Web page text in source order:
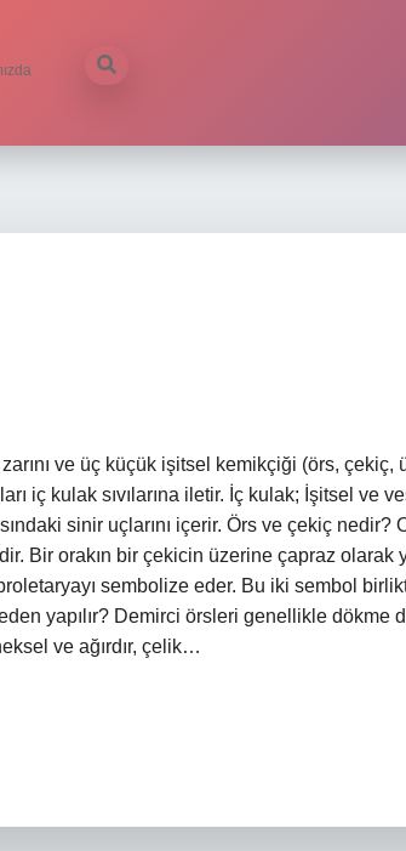
ve üç küçük işitsel kemikçiği (örs, çekiç,
iç kulak sıvılarına iletir. İç kulak; İşitsel ve
sinir uçlarını içerir. Örs ve çekiç nedir?
Bir orakın bir çekicin üzerine çapraz olarak
sembolize eder. Bu iki sembol
yapılır? Demirci örsleri genellikle dökme
ve ağırdır, çelik…